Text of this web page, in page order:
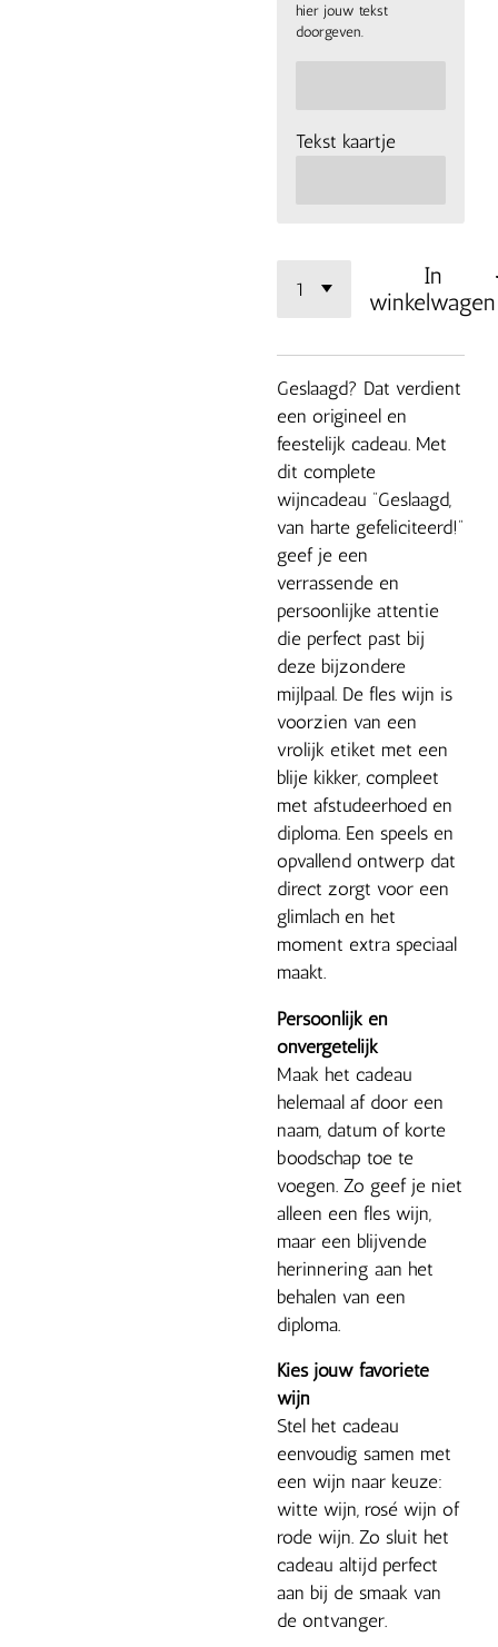
hier jouw tekst
doorgeven.
Tekst kaartje
In
winkelwagen
Geslaagd? Dat verdient
een origineel en
feestelijk cadeau. Met
dit complete
wijncadeau “Geslaagd,
van harte gefeliciteerd!”
geef je een
verrassende en
persoonlijke attentie
die perfect past bij
deze bijzondere
mijlpaal. De fles wijn is
voorzien van een
vrolijk etiket met een
blije kikker, compleet
met afstudeerhoed en
diploma. Een speels en
opvallend ontwerp dat
direct zorgt voor een
glimlach en het
moment extra speciaal
maakt.
Persoonlijk en
onvergetelijk
Maak het cadeau
helemaal af door een
naam, datum of korte
boodschap toe te
voegen. Zo geef je niet
alleen een fles wijn,
maar een blijvende
herinnering aan het
behalen van een
diploma.
Kies jouw favoriete
wijn
Stel het cadeau
eenvoudig samen met
een wijn naar keuze:
witte wijn, rosé wijn of
rode wijn. Zo sluit het
cadeau altijd perfect
aan bij de smaak van
de ontvanger.